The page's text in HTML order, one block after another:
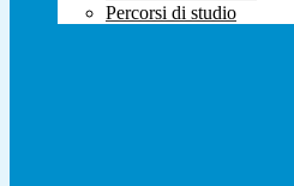
Percorsi di studio